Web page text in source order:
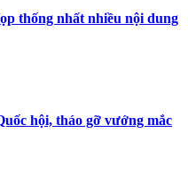
thống nhất nhiều nội dung
hội, tháo gỡ vướng mắc